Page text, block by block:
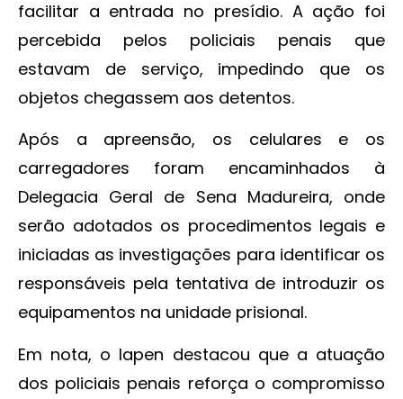
facilitar a entrada no presídio. A ação foi
percebida pelos policiais penais que
estavam de serviço, impedindo que os
objetos chegassem aos detentos.
Após a apreensão, os celulares e os
carregadores foram encaminhados à
Delegacia Geral de Sena Madureira, onde
serão adotados os procedimentos legais e
iniciadas as investigações para identificar os
responsáveis pela tentativa de introduzir os
equipamentos na unidade prisional.
Em nota, o Iapen destacou que a atuação
dos policiais penais reforça o compromisso